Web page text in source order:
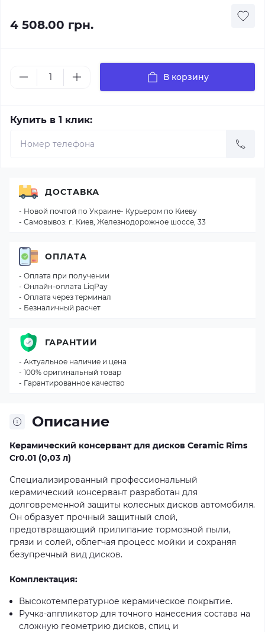
4 508.00 грн.
В корзину
Купить в 1 клик:
Описание
Керамический консервант для дисков Ceramic Rims
Cr0.01 (0,03 л)
Специализированный профессиональный
керамический консервант разработан для
долговременной защиты колесных дисков автомобиля.
Он образует прочный защитный слой,
предотвращающий прилипание тормозной пыли,
грязи и солей, облегчая процесс мойки и сохраняя
безупречный вид дисков.
Комплектация:
Высокотемпературное керамическое покрытие.
Ручка-аппликатор для точного нанесения состава на
сложную геометрию дисков, спиц и
ДОСТАВКА
- Новой почтой по Украине- Курьером по Киеву
- Самовывоз: г. Киев, Железнодорожное шоссе, 33
ОПЛАТА
- Оплата при получении
- Онлайн-оплата LiqPay
- Оплата через терминал
- Безналичный расчет
ГАРАНТИИ
- Актуальное наличие и цена
- 100% оригинальный товар
- Гарантированное качество